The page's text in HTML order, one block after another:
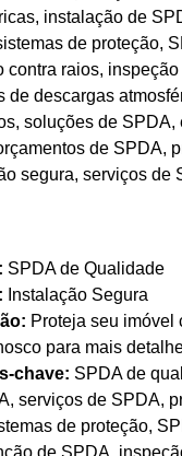
instalação de
de proteção,
contra raios,
de descargas
soluções de SPDA,
de SPDA,
segura, serviços de
SPDA de Qualidade
Instalação Segura
Proteja seu imóvel
para mais
chave: SPDA de
serviços de SPDA,
de proteção,